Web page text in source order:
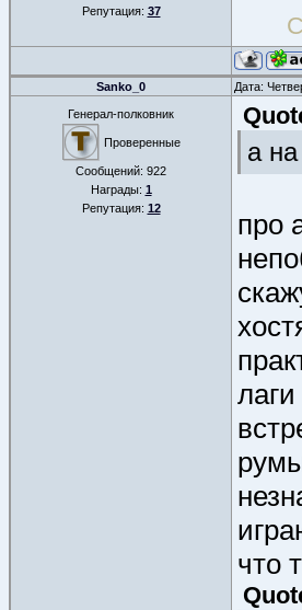
Репутация: 37
Sanko_0 Дата:
Генерал-полковник
Проверенные
Сообщений: 922
Награды: 1
Репутация: 12
а
про
что